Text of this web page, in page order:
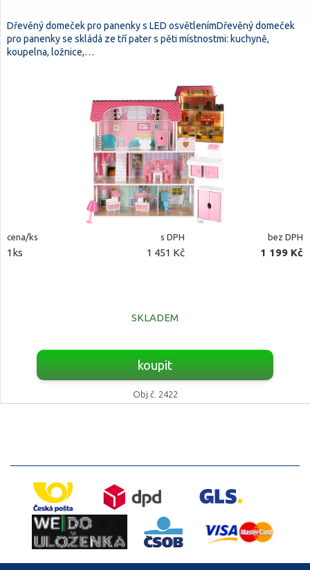
Dřevěný domeček pro panenky s LED osvětlenímDřevěný domeček
pro panenky se skládá ze tří pater s pěti místnostmi: kuchyně,
koupelna, ložnice,…
cena/ks s DPH bez DPH
1ks 1 451 Kč 1 199 Kč
SKLADEM
koupit
Obj.č. 2422